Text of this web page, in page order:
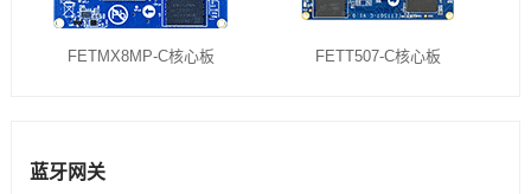
FETMX8MP-C核心板 FETT507-C核心板
蓝牙网关